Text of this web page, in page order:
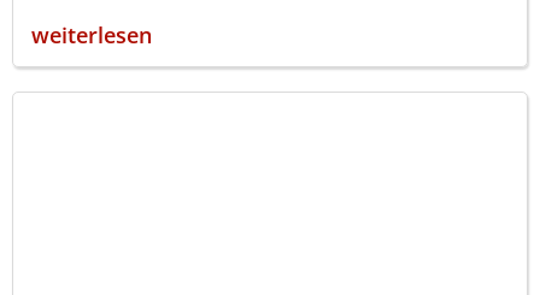
weiterlesen